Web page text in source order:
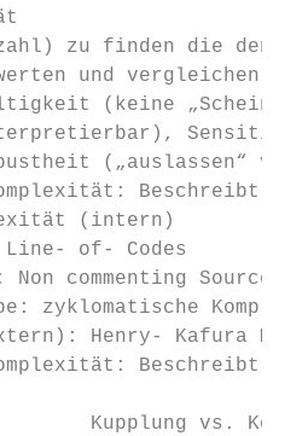
zu finden die den
und vergleichen
(keine
(„auslassen“
Beschreibt
(intern)
of- Codes
Non commenting Source
zyklomatische
Henry- Kafura
Beschreibt
Kupplung vs.